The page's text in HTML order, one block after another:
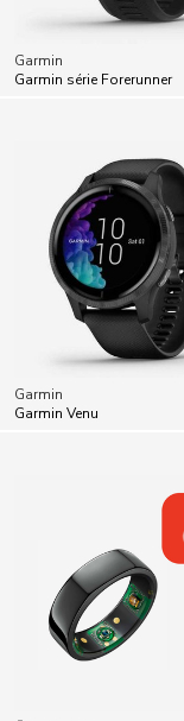
Garmin
Garmin série Forerunner
Garmin
Garmin Venu